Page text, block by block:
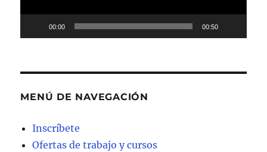
00:00 00:50
MENÚ DE NAVEGACIÓN
Inscríbete
Ofertas de trabajo y cursos